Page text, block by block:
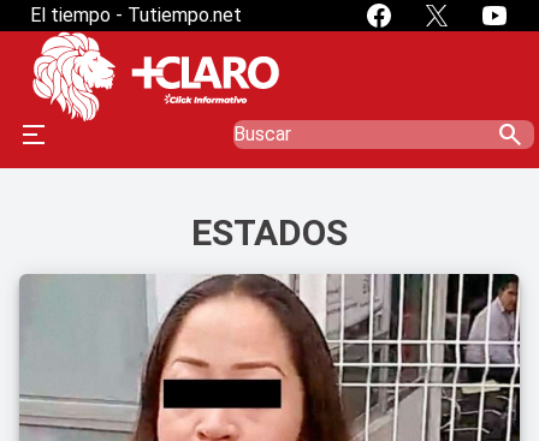
El tiempo - Tutiempo.net
search
ESTADOS